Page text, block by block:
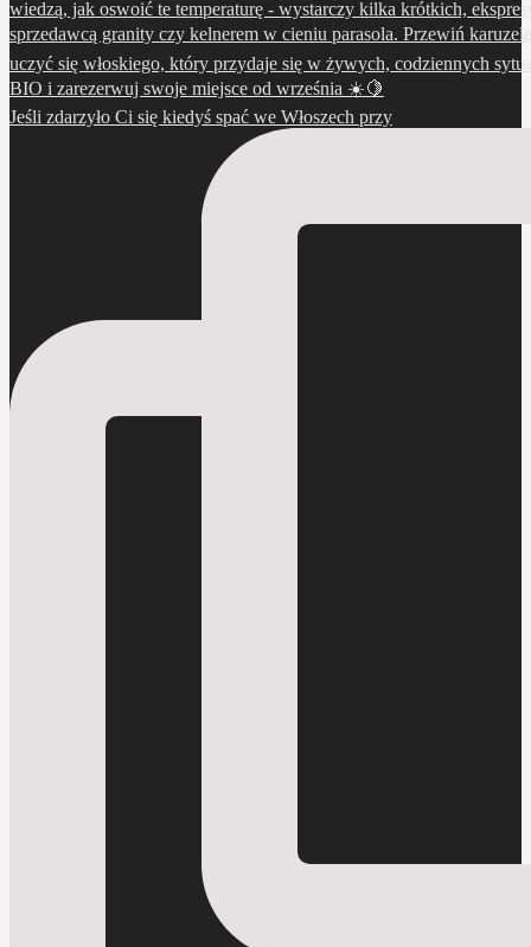
Jeśli zdarzyło Ci się kiedyś spać we Włoszech przy